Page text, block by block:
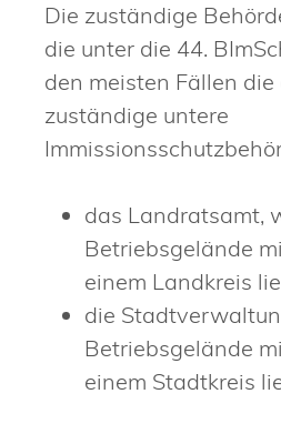
Die zuständige
die unter die 44.
den meisten Fällen
zuständige untere
das Landratsamt,
Betriebsgelände
einem Landkreis
die
Betriebsgelände
einem Stadtkreis